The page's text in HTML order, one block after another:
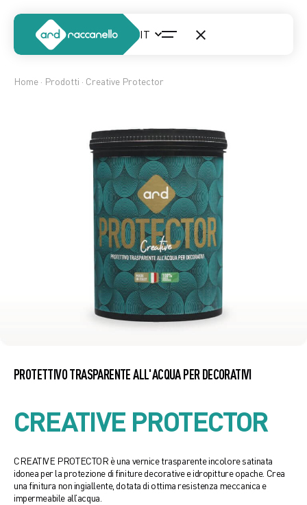
Home · Prodotti · Creative Protector
PROTETTIVO TRASPARENTE ALL'ACQUA PER DECORATIVI
CREATIVE PROTECTOR
CREATIVE PROTECTOR è una vernice trasparente incolore satinata
idonea per la protezione di finiture decorative e idropitture opache. Crea
una finitura non ingiallente, dotata di ottima resistenza meccanica e
impermeabile all’acqua.